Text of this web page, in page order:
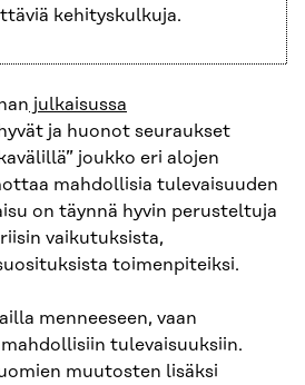
kehityskulkuja.
julkaisussa
ja huonot seuraukset
joukko eri alojen
mahdollisia tulevaisuuden
on täynnä hyvin perusteltuja
vaikutuksista,
toimenpiteiksi.
menneeseen, vaan
tulevaisuuksiin.
muutosten lisäksi